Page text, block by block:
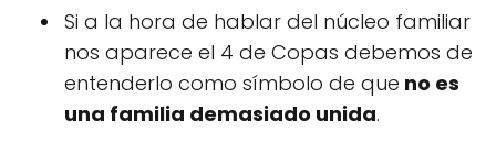
Si a la hora de hablar del núcleo familiar
nos aparece el 4 de Copas debemos de
entenderlo como símbolo de que no es
una familia demasiado unida.